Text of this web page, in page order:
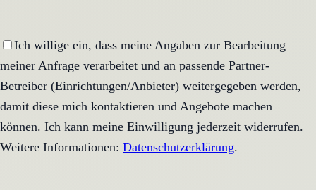
Ich willige ein, dass meine Angaben zur Bearbeitung
meiner Anfrage verarbeitet und an passende Partner-
Betreiber (Einrichtungen/Anbieter) weitergegeben werden,
damit diese mich kontaktieren und Angebote machen
können. Ich kann meine Einwilligung jederzeit widerrufen.
Weitere Informationen: Datenschutzerklärung.